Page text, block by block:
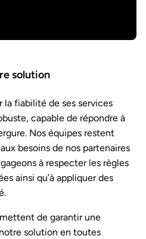
solution
la fiabilité de ses services
capable de répondre à
Nos équipes restent
besoins de nos partenaires
à respecter les règles
ainsi qu’à appliquer des
de garantir une
solution en toutes